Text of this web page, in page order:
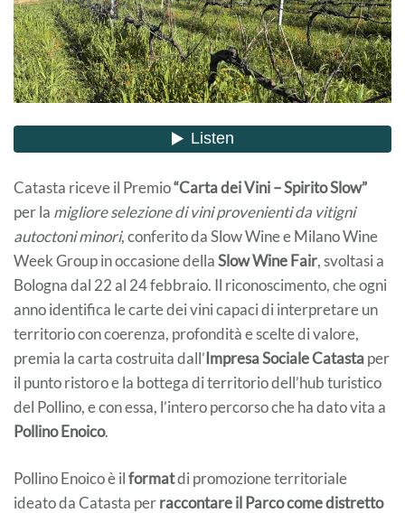
Catasta riceve il Premio“Carta dei Vini – Spirito Slow”
per la migliore selezione di vini provenienti da vitigni
autoctoni minori, conferito da Slow Wine e Milano Wine
Week Group in occasione dellaSlow Wine Fair, svoltasi a
Bologna dal 22 al 24 febbraio. Il riconoscimento, che ogni
anno identifica le carte dei vini capaci di interpretare un
territorio con coerenza, profondità e scelte di valore,
premia la carta costruita dall’Impresa Sociale Catastaper
il punto ristoro e la bottega di territorio dell’hub turistico
del Pollino, e con essa, l’intero percorso che ha dato vita a
Pollino Enoico.
Pollino Enoico è ilformatdi promozione territoriale
ideato da Catasta perraccontare il Parco come distretto